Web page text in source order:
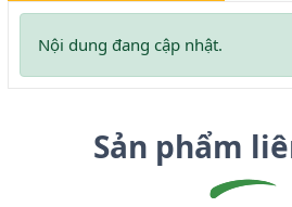
Nội dung đang cập nhật.
Sản phẩm